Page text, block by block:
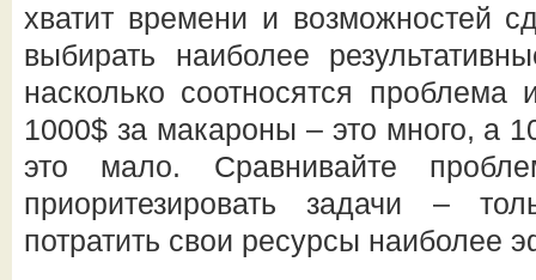
хватит времени и возможностей
выбирать наиболее
насколько соотносятся
1000$ за макароны – это много, а
это мало. Сравнивайте
приоритезировать задачи –
потратить свои ресурсы наиболее